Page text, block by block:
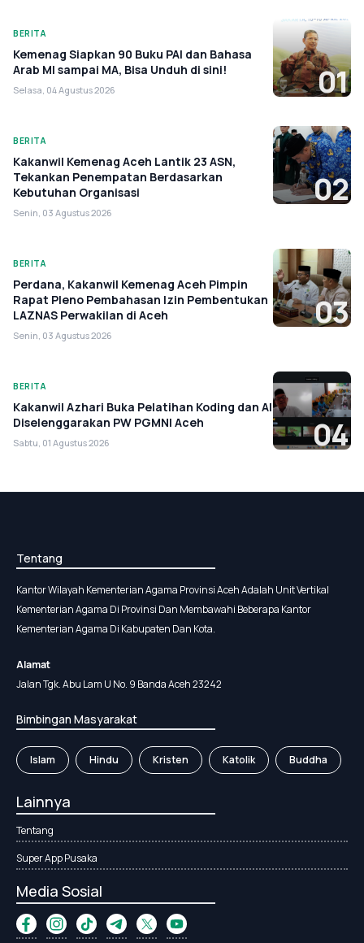
BERITA
Kemenag Siapkan 90 Buku PAI dan Bahasa
Arab MI sampai MA, Bisa Unduh di sini!
Selasa, 04 Agustus 2026 01
BERITA
Kakanwil Kemenag Aceh Lantik 23 ASN,
Tekankan Penempatan Berdasarkan
Kebutuhan Organisasi
Senin, 03 Agustus 2026
02
BERITA
Perdana, Kakanwil Kemenag Aceh Pimpin
Rapat Pleno Pembahasan Izin Pembentukan
LAZNAS Perwakilan di Aceh
Senin, 03 Agustus 2026
03
BERITA
Kakanwil Azhari Buka Pelatihan Koding dan AI
Diselenggarakan PW PGMNI Aceh
Sabtu, 01 Agustus 2026 04
Tentang
Kantor Wilayah Kementerian Agama Provinsi Aceh Adalah Unit Vertikal
Kementerian Agama Di Provinsi Dan Membawahi Beberapa Kantor
Kementerian Agama Di Kabupaten Dan Kota.
Alamat
Jalan Tgk. Abu Lam U No. 9 Banda Aceh 23242
Bimbingan Masyarakat
Islam Hindu Kristen Katolik Buddha
Lainnya
Tentang
Super App Pusaka
Media Sosial